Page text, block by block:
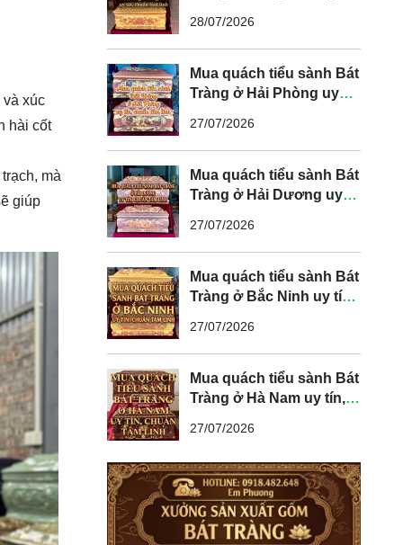
xúc
hài cốt
mà
giúp
28/07/2026
Mua quách tiểu sành Bát
Tràng ở Hải Phòng uy
27/07/2026
Mua quách tiểu sành Bát
Tràng ở Hải Dương uy
27/07/2026
Mua quách tiểu sành Bát
Tràng ở Bắc Ninh uy tín,
27/07/2026
Mua quách tiểu sành Bát
Tràng ở Hà Nam uy tín,
27/07/2026